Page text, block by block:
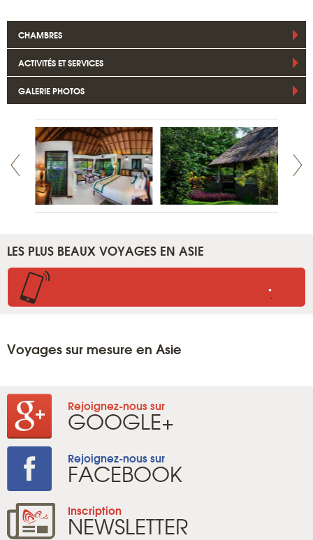
CHAMBRES
ACTIVITÉS ET SERVICES
GALERIE PHOTOS
LES PLUS BEAUX VOYAGES EN ASIE
..
Voyages sur mesure en Asie
Rejoignez-nous sur
GOOGLE+
Rejoignez-nous sur
FACEBOOK
Inscription
NEWSLETTER